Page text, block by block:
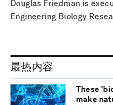
Douglas Friedman is
Engineering Biology
最热内容
These
make